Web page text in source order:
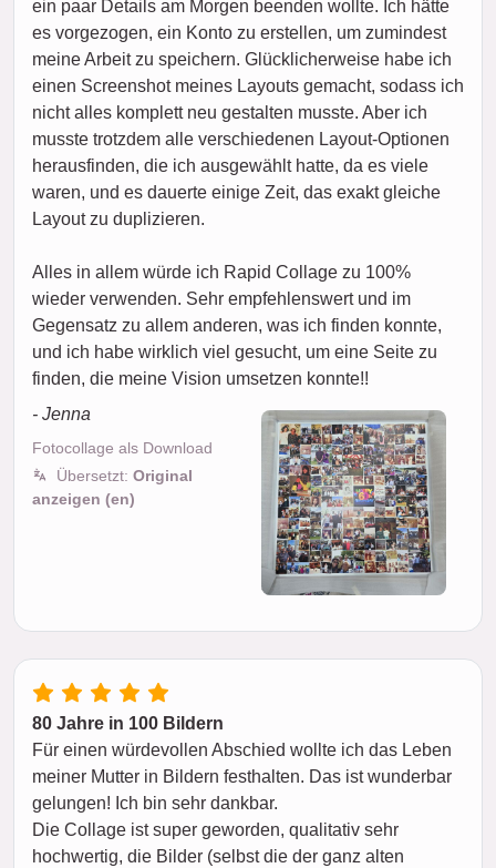
ein paar Details am Morgen beenden wollte. Ich hätte
es vorgezogen, ein Konto zu erstellen, um zumindest
meine Arbeit zu speichern. Glücklicherweise habe ich
einen Screenshot meines Layouts gemacht, sodass ich
nicht alles komplett neu gestalten musste. Aber ich
musste trotzdem alle verschiedenen Layout-Optionen
herausfinden, die ich ausgewählt hatte, da es viele
waren, und es dauerte einige Zeit, das exakt gleiche
Layout zu duplizieren.
Alles in allem würde ich Rapid Collage zu 100%
wieder verwenden. Sehr empfehlenswert und im
Gegensatz zu allem anderen, was ich finden konnte,
und ich habe wirklich viel gesucht, um eine Seite zu
finden, die meine Vision umsetzen konnte!!
- Jenna
Fotocollage als Download
Übersetzt: Original
anzeigen (en)
80 Jahre in 100 Bildern
Für einen würdevollen Abschied wollte ich das Leben
meiner Mutter in Bildern festhalten. Das ist wunderbar
gelungen! Ich bin sehr dankbar.
Die Collage ist super geworden, qualitativ sehr
hochwertig, die Bilder (selbst die der ganz alten